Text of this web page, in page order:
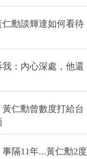
仁勳談輝達如何看待
：內心深處，他還
仁勳曾數度打給台
隔11年...黃仁勳2度